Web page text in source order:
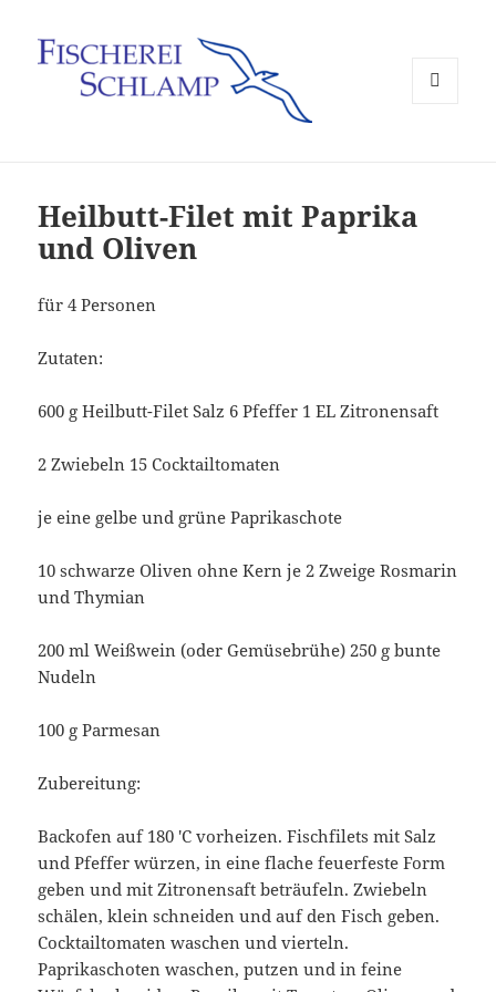
Heilbutt-Filet mit Paprika
und Oliven
für 4 Personen
Zutaten:
600 g Heilbutt-Filet Salz 6 Pfeffer 1 EL Zitronensaft
2 Zwiebeln 15 Cocktailtomaten
je eine gelbe und grüne Paprikaschote
10 schwarze Oliven ohne Kern je 2 Zweige Rosmarin
und Thymian
200 ml Weißwein (oder Gemüsebrühe) 250 g bunte
Nudeln
100 g Parmesan
Zubereitung:
Backofen auf 180 ′C vorheizen. Fischfilets mit Salz
und Pfeffer würzen, in eine flache feuerfeste Form
geben und mit Zitronensaft beträufeln. Zwiebeln
schälen, klein schneiden und auf den Fisch geben.
Cocktailtomaten waschen und vierteln.
Paprikaschoten waschen, putzen und in feine